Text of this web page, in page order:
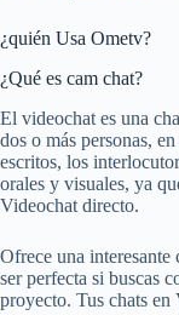
¿quién Usa Ometv?
¿Qué es cam chat?
El videochat es una
dos o más personas,
escritos, los
orales y visuales, ya
Videochat directo.
Ofrece una
ser perfecta si buscas
proyecto. Tus chats